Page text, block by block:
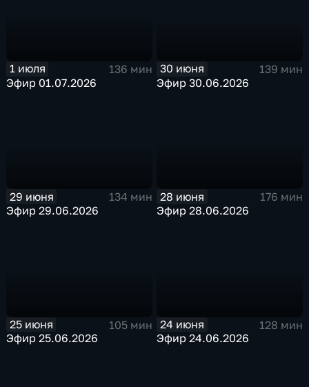
1 июля
136 мин
Эфир 01.07.2026
30 июня
139 мин
Эфир 30.06.2026
29 июня
134 мин
Эфир 29.06.2026
28 июня
176 мин
Эфир 28.06.2026
25 июня
105 мин
Эфир 25.06.2026
24 июня
128 мин
Эфир 24.06.2026